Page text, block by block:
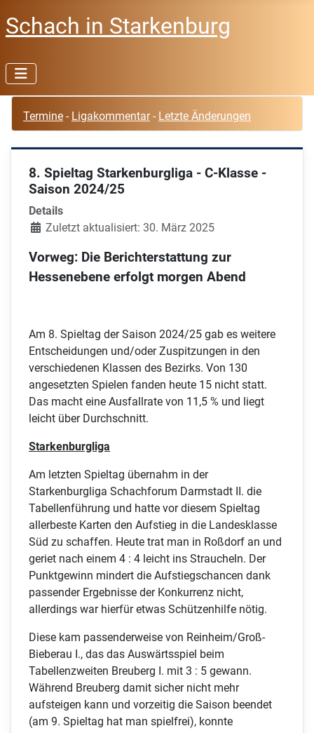
Schach in Starkenburg
Termine - Ligakommentar- Letzte Änderungen
8. Spieltag Starkenburgliga - C-Klasse -
Saison 2024/25
Details
Zuletzt aktualisiert: 30. März 2025
Vorweg: Die Berichterstattung zur
Hessenebene erfolgt morgen Abend
Am 8. Spieltag der Saison 2024/25 gab es weitere
Entscheidungen und/oder Zuspitzungen in den
verschiedenen Klassen des Bezirks. Von 130
angesetzten Spielen fanden heute 15 nicht statt.
Das macht eine Ausfallrate von 11,5 % und liegt
leicht über Durchschnitt.
Starkenburgliga
Am letzten Spieltag übernahm in der
Starkenburgliga Schachforum Darmstadt II. die
Tabellenführung und hatte vor diesem Spieltag
allerbeste Karten den Aufstieg in die Landesklasse
Süd zu schaffen. Heute trat man in Roßdorf an und
geriet nach einem 4 : 4 leicht ins Straucheln. Der
Punktgewinn mindert die Aufstiegschancen dank
passender Ergebnisse der Konkurrenz nicht,
allerdings war hierfür etwas Schützenhilfe nötig.
Diese kam passenderweise von Reinheim/Groß-
Bieberau I., das das Auswärtsspiel beim
Tabellenzweiten Breuberg I. mit 3 : 5 gewann.
Während Breuberg damit sicher nicht mehr
aufsteigen kann und vorzeitig die Saison beendet
(am 9. Spieltag hat man spielfrei), konnte